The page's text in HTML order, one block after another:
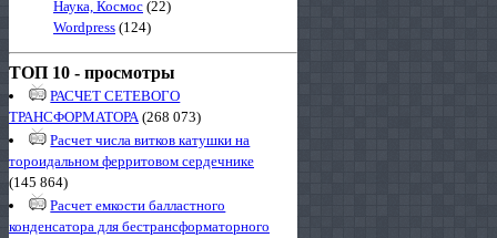
Наука, Космос (22)
Wordpress (124)
ТОП 10 - просмотры
РАСЧЕТ СЕТЕВОГО
ТРАНСФОРМАТОРА(268 073)
Расчет числа витков катушки на
тороидальном ферритовом сердечнике
(145 864)
Расчет емкости балластного
конденсатора для бестрансформаторного